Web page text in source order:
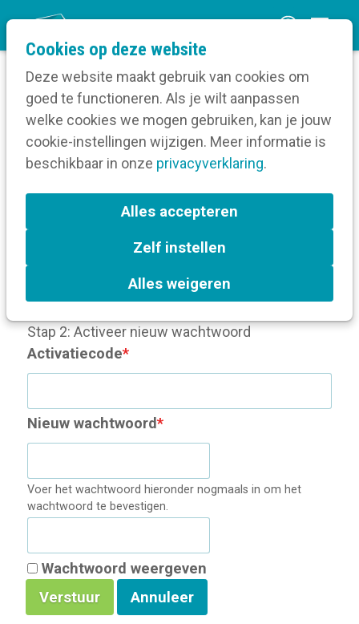
Cookies op deze website
Deze website maakt gebruik van cookies om
goed te functioneren. Als je wilt aanpassen
welke cookies we mogen gebruiken, kan je jouw
cookie-instellingen wijzigen. Meer informatie is
beschikbaar in onze privacyverklaring.
Alles accepteren
Zelf instellen
Alles weigeren
n
m
Home
Wijzig je wachtwoord
Wijzig je wachtwoord
Hieronder kun je je nieuwe wachtwoord en de
32 tekens lange activatiecode die je per e-mail
heeft ontvangen invullen
Stap 2: Activeer nieuw wachtwoord
Activatiecode*
Nieuw wachtwoord*
Voer het wachtwoord hieronder nogmaals in om het
wachtwoord te bevestigen.
Wachtwoord weergeven
Verstuur
Annuleer